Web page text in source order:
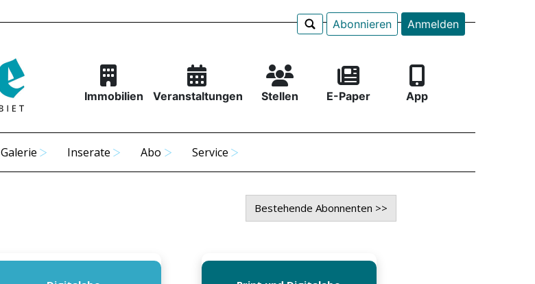
Abonnieren Anmelden
Immobilien Veranstaltungen Stellen E-Paper App
Galerie Inserate Abo Service